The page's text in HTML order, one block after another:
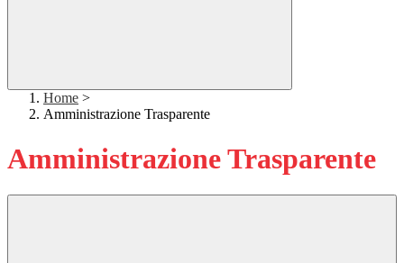
Home >
Amministrazione Trasparente
Amministrazione Trasparente